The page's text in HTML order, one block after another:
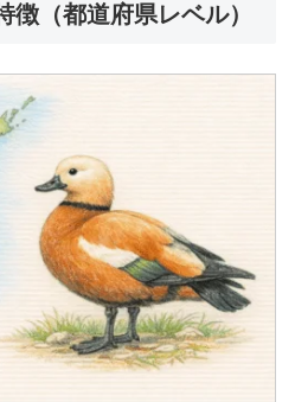
徴（都道府県レベル）